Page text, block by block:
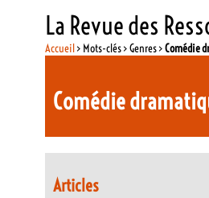
La Revue des
Accueil> Mots-clés > Genres >Comédie
Comédie
Articles